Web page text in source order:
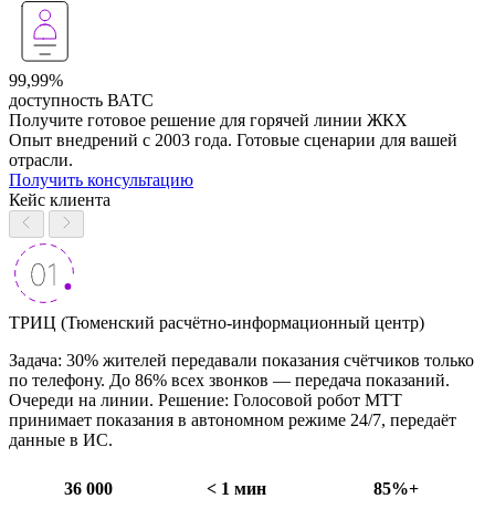
99,99%
доступность ВАТС
Получите готовое решение для горячей линии ЖКХ
Опыт внедрений с 2003 года. Готовые сценарии для вашей
отрасли.
Получить консультацию
Кейс клиента
ТРИЦ (Тюменский расчётно-информационный центр)
Задача: 30% жителей передавали показания счётчиков только
по телефону. До 86% всех звонков — передача показаний.
Очереди на линии. Решение: Голосовой робот МТТ
принимает показания в автономном режиме 24/7, передаёт
данные в ИС.
36 000 < 1 мин 85%+